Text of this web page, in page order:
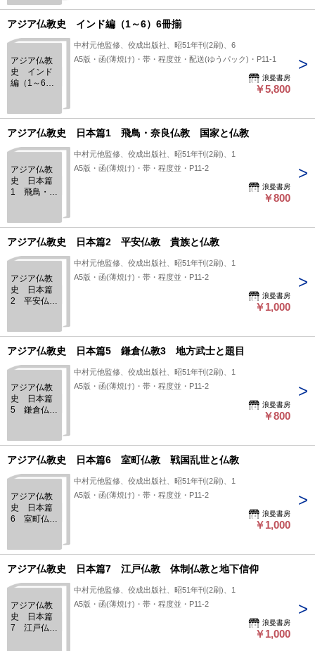
アジア仏教史 インド編（1～6）6冊揃
アジア仏教
史 インド
編（1～6）6
中村元他監修、佼成出版社、昭51年刊(2刷)、6
A5版・函(薄焼け)・帯・程度並・配送(ゆうパック)・P11-1
浪曼書房
￥5,800
アジア仏教史 日本篇1 飛鳥・奈良仏教 国家と仏教
アジア仏教
史 日本篇
1 飛鳥・奈
中村元他監修、佼成出版社、昭51年刊(2刷)、1
A5版・函(薄焼け)・帯・程度並・P11-2
浪曼書房
￥800
アジア仏教史 日本篇2 平安仏教 貴族と仏教
アジア仏教
史 日本篇
2 平安仏
中村元他監修、佼成出版社、昭51年刊(2刷)、1
A5版・函(薄焼け)・帯・程度並・P11-2
浪曼書房
￥1,000
アジア仏教史 日本篇5 鎌倉仏教3 地方武士と題目
アジア仏教
史 日本篇
5 鎌倉仏教
中村元他監修、佼成出版社、昭51年刊(2刷)、1
A5版・函(薄焼け)・帯・程度並・P11-2
浪曼書房
￥800
アジア仏教史 日本篇6 室町仏教 戦国乱世と仏教
アジア仏教
史 日本篇
6 室町仏
中村元他監修、佼成出版社、昭51年刊(2刷)、1
A5版・函(薄焼け)・帯・程度並・P11-2
浪曼書房
￥1,000
アジア仏教史 日本篇7 江戸仏教 体制仏教と地下信仰
アジア仏教
史 日本篇
7 江戸仏
中村元他監修、佼成出版社、昭51年刊(2刷)、1
A5版・函(薄焼け)・帯・程度並・P11-2
浪曼書房
￥1,000